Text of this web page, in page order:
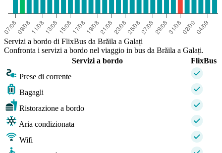
Servizi a bordo di FlixBus da Brăila a Galați
Confronta i servizi a bordo nel viaggio in bus da Brăila a Galați.
Servizi a bordo
FlixBus
Prese di corrente
Bagagli
Ristorazione a bordo
Aria condizionata
Wifi